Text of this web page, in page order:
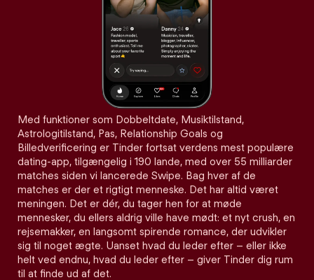
Med funktioner som Dobbeltdate, Musiktilstand,
Astrologitilstand, Pas, Relationship Goals og
Billedverificering er Tinder fortsat verdens mest populære
dating-app, tilgængelig i 190 lande, med over 55 milliarder
matches siden vi lancerede Swipe. Bag hver af de
matches er der et rigtigt menneske. Det har altid været
meningen. Det er dér, du tager hen for at møde
mennesker, du ellers aldrig ville have mødt: et nyt crush, en
rejsemakker, en langsomt spirende romance, der udvikler
sig til noget ægte. Uanset hvad du leder efter – eller ikke
helt ved endnu, hvad du leder efter – giver Tinder dig rum
til at finde ud af det.